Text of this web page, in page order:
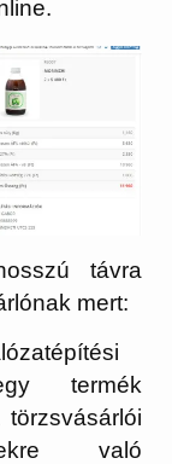
távra
mert:
termék
való